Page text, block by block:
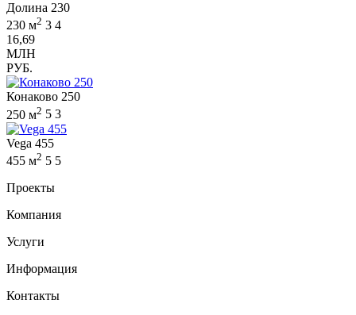
Долина 230
230 м2 3 4
16,69
МЛН
РУБ.
Конаково 250
250 м2 5 3
Vega 455
455 м2 5 5
Проекты
Компания
Услуги
Информация
Контакты